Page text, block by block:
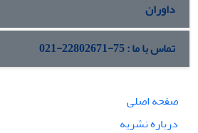
داوران
تماس با ما : 75-22802671-021
صفحه اصلی
درباره نشریه